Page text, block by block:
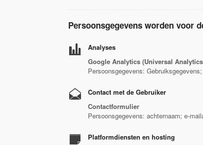
Persoonsgegevens worden voor
Analyses
Google Analytics (Universal
Persoonsgegevens:
Contact met de Gebruiker
Contactformulier
Persoonsgegevens: achternaam; e-
Platformdiensten en hosting